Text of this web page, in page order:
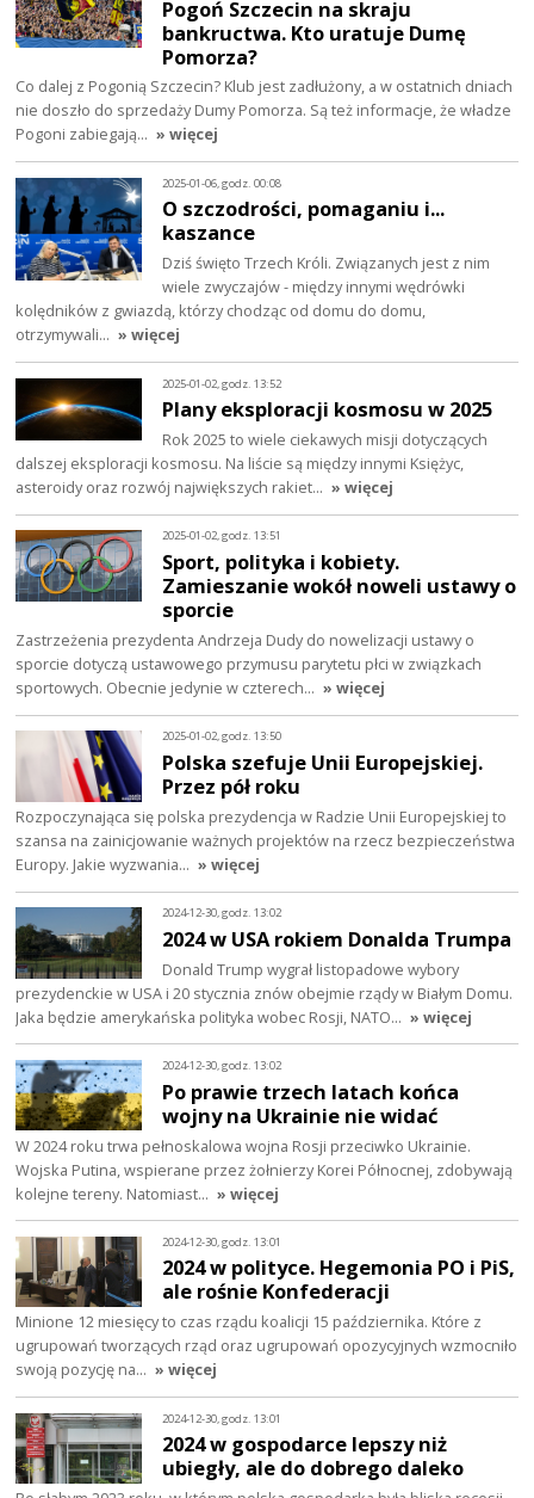
Pogoń Szczecin na skraju
bankructwa. Kto uratuje Dumę
Pomorza?
Co dalej z Pogonią Szczecin? Klub jest zadłużony, a w ostatnich dniach
nie doszło do sprzedaży Dumy Pomorza. Są też informacje, że władze
Pogoni zabiegają… » więcej
2025-01-06, godz. 00:08
O szczodrości, pomaganiu i...
kaszance
Dziś święto Trzech Króli. Związanych jest z nim
wiele zwyczajów - między innymi wędrówki
kolędników z gwiazdą, którzy chodząc od domu do domu,
otrzymywali… » więcej
2025-01-02, godz. 13:52
Plany eksploracji kosmosu w 2025
Rok 2025 to wiele ciekawych misji dotyczących
dalszej eksploracji kosmosu. Na liście są między innymi Księżyc,
asteroidy oraz rozwój największych rakiet… » więcej
2025-01-02, godz. 13:51
Sport, polityka i kobiety.
Zamieszanie wokół noweli ustawy o
sporcie
Zastrzeżenia prezydenta Andrzeja Dudy do nowelizacji ustawy o
sporcie dotyczą ustawowego przymusu parytetu płci w związkach
sportowych. Obecnie jedynie w czterech… » więcej
2025-01-02, godz. 13:50
Polska szefuje Unii Europejskiej.
Przez pół roku
Rozpoczynająca się polska prezydencja w Radzie Unii Europejskiej to
szansa na zainicjowanie ważnych projektów na rzecz bezpieczeństwa
Europy. Jakie wyzwania… » więcej
2024-12-30, godz. 13:02
2024 w USA rokiem Donalda Trumpa
Donald Trump wygrał listopadowe wybory
prezydenckie w USA i 20 stycznia znów obejmie rządy w Białym Domu.
Jaka będzie amerykańska polityka wobec Rosji, NATO… » więcej
2024-12-30, godz. 13:02
Po prawie trzech latach końca
wojny na Ukrainie nie widać
W 2024 roku trwa pełnoskalowa wojna Rosji przeciwko Ukrainie.
Wojska Putina, wspierane przez żołnierzy Korei Północnej, zdobywają
kolejne tereny. Natomiast… » więcej
2024-12-30, godz. 13:01
2024 w polityce. Hegemonia PO i PiS,
ale rośnie Konfederacji
Minione 12 miesięcy to czas rządu koalicji 15 października. Które z
ugrupowań tworzących rząd oraz ugrupowań opozycyjnych wzmocniło
swoją pozycję na… » więcej
2024-12-30, godz. 13:01
2024 w gospodarce lepszy niż
ubiegły, ale do dobrego daleko